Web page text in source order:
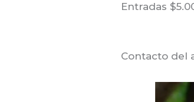
Entradas
Contacto del